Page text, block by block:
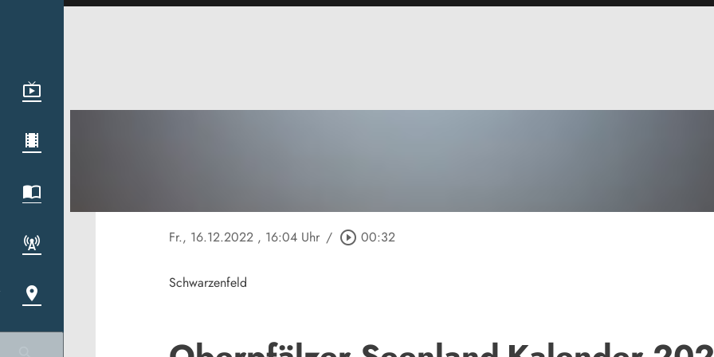
Fr., 16.12.2022 , 16:04 Uhr / play_circle_outline 00:32
Schwarzenfeld